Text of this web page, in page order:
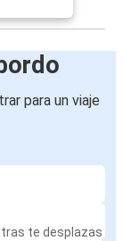
para un viaje
te desplazas